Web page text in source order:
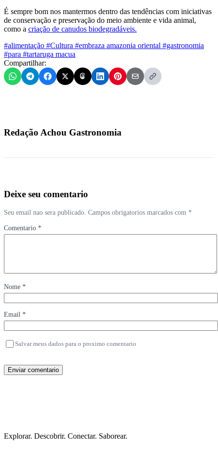
É sempre bom nos mantermos dentro das tendências com iniciativas
de conservação e preservação do meio ambiente e vida animal,
como a criação de canudos biodegradáveis.
#alimentação #Cultura #embraza amazonia oriental #gastronomia
#para #tartaruga macua
Compartilhar:
Redação Achou Gastronomia
Deixe seu comentario
Seu email nao sera publicado. Campos obrigatorios marcados com *
Comentario *
Nome *
Email *
Salvar meus dados para o proximo comentario
Enviar comentario
Explorar. Descobrir. Conectar. Saborear.